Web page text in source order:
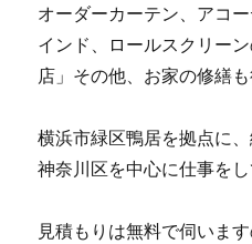
オーダーカーテン、アコ
インド、ロールスクリー
店」その他、お家の修繕も
横浜市緑区鴨居を拠点に
神奈川区を中心に仕事をし
見積もりは無料で伺いま